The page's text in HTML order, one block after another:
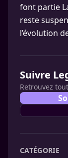
font partie
reste
l’évolution
Suivre
Retrouvez
CATÉGORIE